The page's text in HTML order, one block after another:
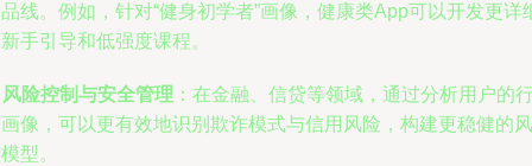
线。例如，针对“健身初学者”画像，健康类App可以开发更详
手引导和低强度课程。
险控制与安全管理 ：在金融、信贷等领域，通过分析用户的
像，可以更有效地识别欺诈模式与信用风险，构建更稳健的风
型。